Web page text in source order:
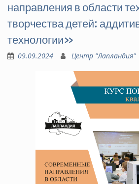
направления в области
творчества детей:
технологии»
09.09.2024 Центр "Лапландия"